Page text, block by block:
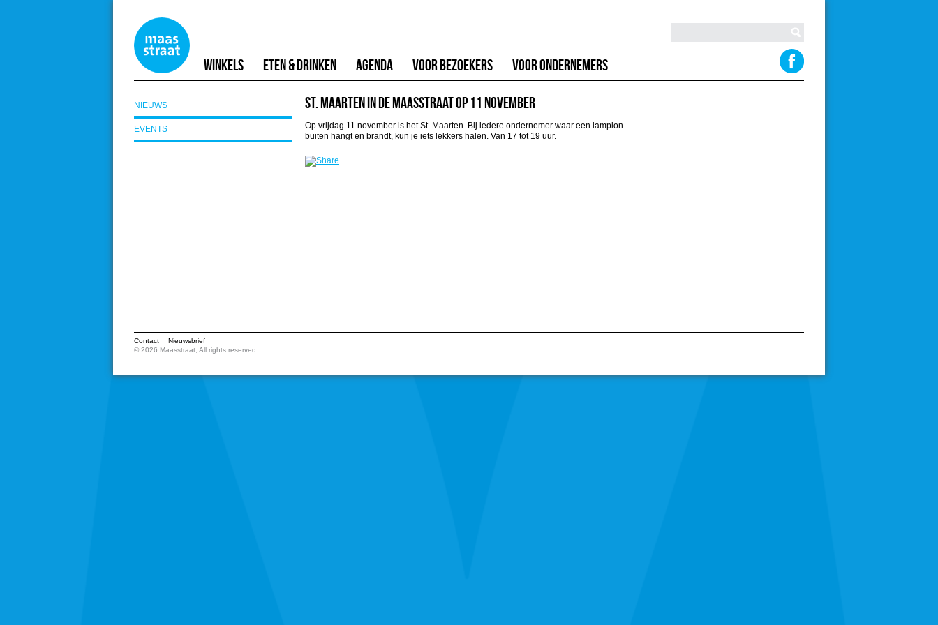
Winkels Eten & Drinken Agenda Voor Bezoekers Voor Ondernemers
NIEUWS
EVENTS
St. Maarten in de Maasstraat op 11 november
Op vrijdag 11 november is het St. Maarten. Bij iedere ondernemer waar een lampion
buiten hangt en brandt, kun je iets lekkers halen. Van 17 tot 19 uur.
Contact
Nieuwsbrief
© 2026 Maasstraat, All rights reserved